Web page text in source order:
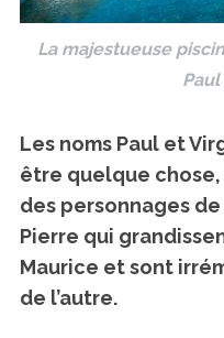
La majestueuse
Les noms Paul et
être quelque chose,
des personnages
Pierre qui
Maurice et sont
de l’autre.